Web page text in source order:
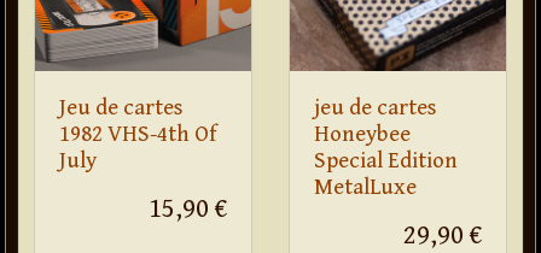
Jeu de cartes
1982 VHS-4th Of
July
15,90 €
jeu de cartes
Honeybee
Special Edition
MetalLuxe
29,90 €